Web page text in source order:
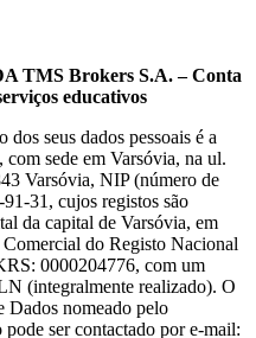
TMS Brokers S.A. – Conta
educativos
seus dados pessoais é a
sede em Varsóvia, na ul.
Varsóvia, NIP (número de
31, cujos registos são
da capital de Varsóvia, em
do Registo Nacional
0000204776, com um
(integralmente realizado). O
Dados nomeado pelo
ser contactado por e-mail: